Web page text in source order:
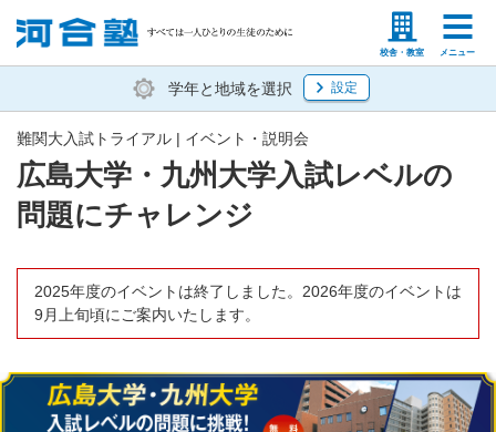
校舎・教室 メニュー
塾生の方 高等学校の先生
学年と地域を選択 設定
広島大学・九州大学入試レベルの
問題にチャレンジ
難関大入試トライアル | イベント・説明会
2025年度のイベントは終了しました。2026年度のイベントは
9月上旬頃にご案内いたします。